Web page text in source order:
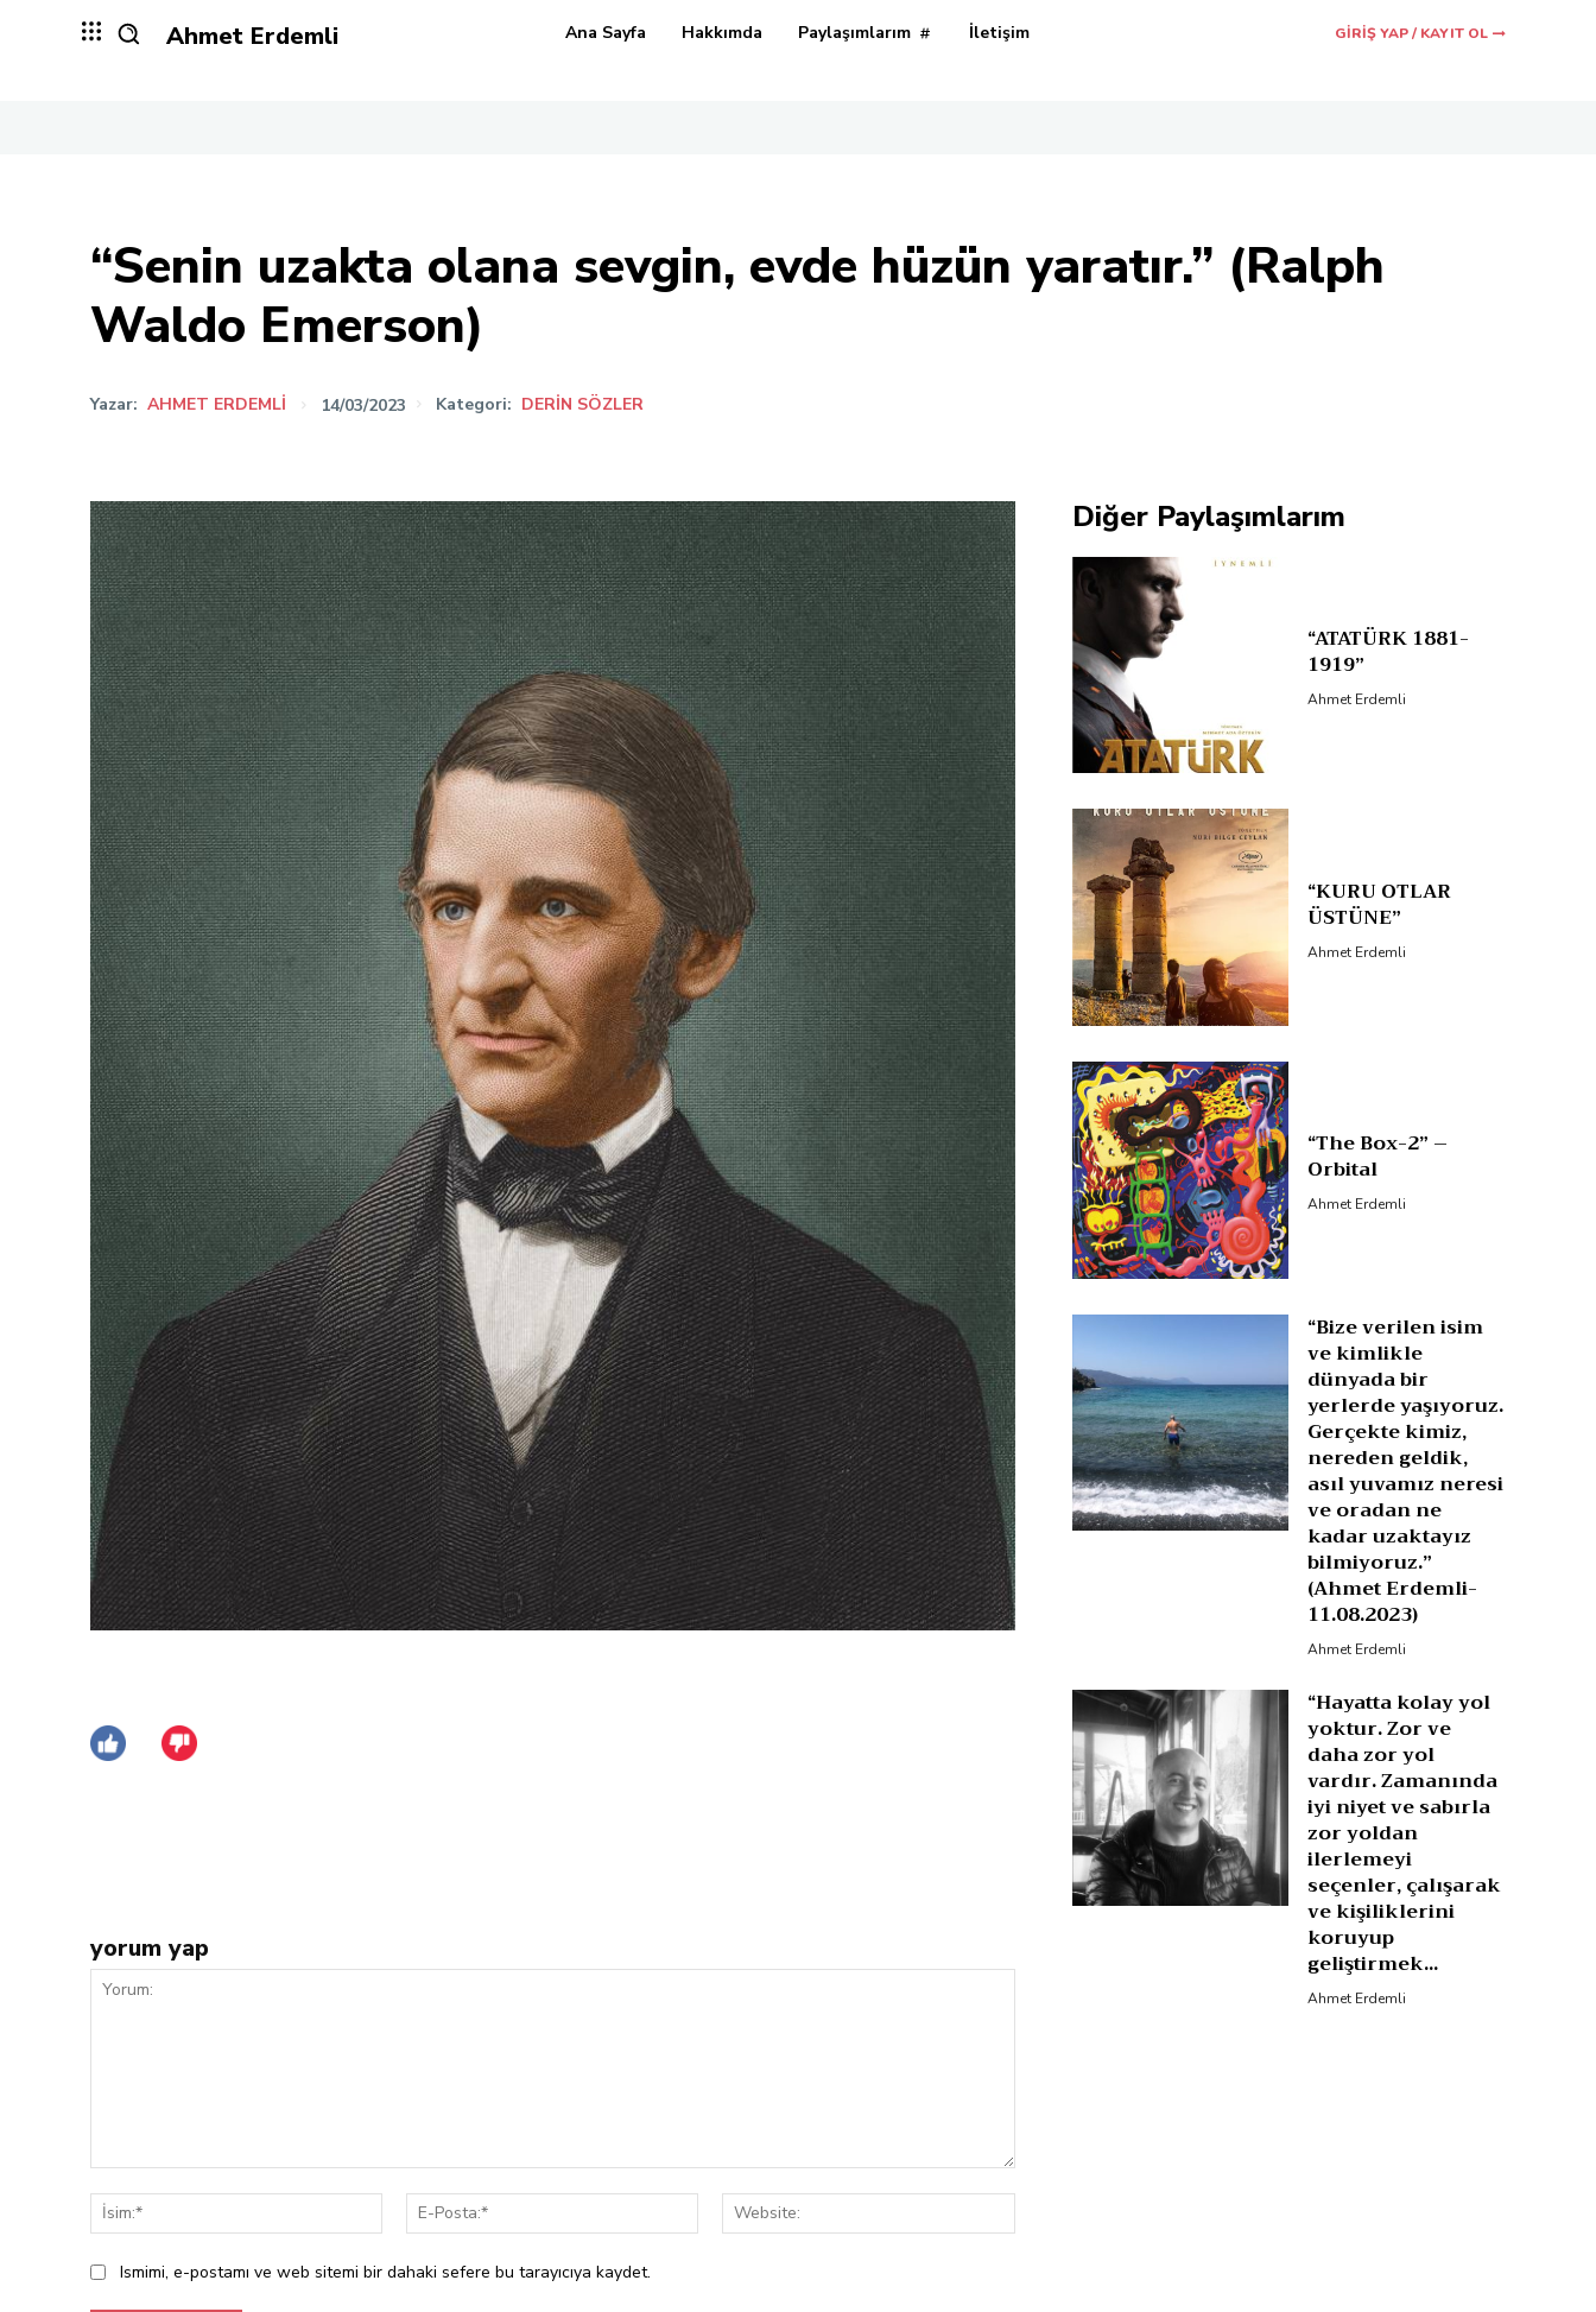
Ahmet Erdemli Ana Sayfa Hakkımda Paylaşımlarım İletişim GIRIŞ YAP / KAYIT OL
“Senin uzakta olana sevgin, evde hüzün yaratır.” (Ralph
Waldo Emerson)
Yazar: AHMET ERDEMLI 14/03/2023 Kategori: DERIN SÖZLER
yorum yap
İsim:*
Posta:*
Ismimi, e-postamı ve web sitemi bir dahaki sefere bu tarayıcıya kaydet.
Diğer Paylaşımlarım
“ATATÜRK 1881-
1919”
Ahmet Erdemli
“KURU OTLAR
ÜSTÜNE”
Ahmet Erdemli
“The Box-2” –
Orbital
Ahmet Erdemli
“Bize verilen isim
ve kimlikle
dünyada bir
yerlerde yaşıyoruz.
Gerçekte kimiz,
nereden geldik,
asıl yuvamız neresi
ve oradan ne
kadar uzaktayız
bilmiyoruz.”
(Ahmet Erdemli-
11.08.2023)
Ahmet Erdemli
“Hayatta kolay yol
yoktur. Zor ve
daha zor yol
vardır. Zamanında
iyi niyet ve sabırla
zor yoldan
ilerlemeyi
seçenler, çalışarak
ve kişiliklerini
koruyup
geliştirmek...
Ahmet Erdemli